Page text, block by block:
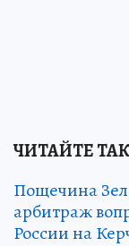
ЧИТАЙТЕ
Пощечина
арбитраж
России на